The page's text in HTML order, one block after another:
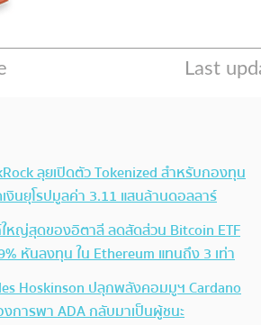
ลุยเปิดตัว Tokenized สำหรับกองทุน
งินยุโรปมูลค่า 3.11 แสนล้านดอลลาร์
หญ่สุดของอิตาลี ลดสัดส่วน Bitcoin ETF
หันลงทุน ใน Ethereum แทนถึง 3 เท่า
Hoskinson ปลุกพลังคอมมูฯ Cardano
การพา ADA กลับมาเป็นผู้ชนะ